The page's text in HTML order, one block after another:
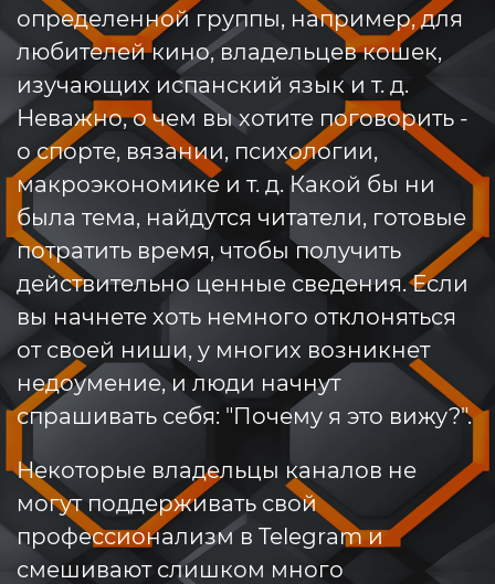
определенной группы, например, для
любителей кино, владельцев кошек,
изучающих испанский язык и т. д.
Неважно, о чем вы хотите поговорить -
о спорте, вязании, психологии,
макроэкономике и т. д. Какой бы ни
была тема, найдутся читатели, готовые
потратить время, чтобы получить
действительно ценные сведения. Если
вы начнете хоть немного отклоняться
от своей ниши, у многих возникнет
недоумение, и люди начнут
спрашивать себя: "Почему я это вижу?".
Некоторые владельцы каналов не
могут поддерживать свой
профессионализм в Telegram и
смешивают слишком много